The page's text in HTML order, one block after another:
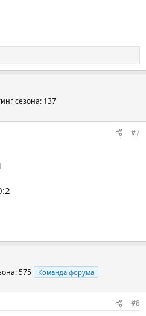
сезона: 137
#7
575 Команда форума
#8